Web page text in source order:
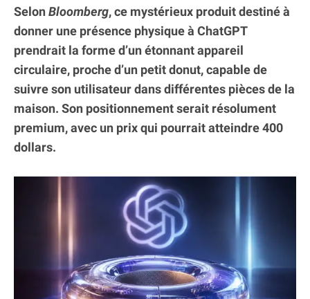
Selon Bloomberg, ce mystérieux produit destiné à
donner une présence physique à ChatGPT
prendrait la forme d’un étonnant appareil
circulaire, proche d’un petit donut, capable de
suivre son utilisateur dans différentes pièces de la
maison. Son positionnement serait résolument
premium, avec un prix qui pourrait atteindre 400
dollars.